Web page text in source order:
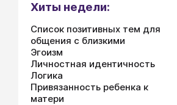
Хиты недели:
Список позитивных тем для
общения с близкими
Эгоизм
Личностная идентичность
Логика
Привязанность ребенка к
матери